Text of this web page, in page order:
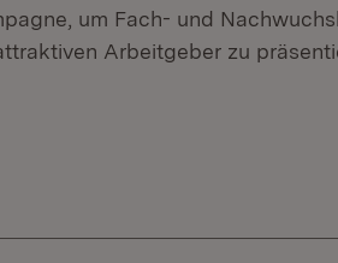
um Fach- und
Arbeitgeber zu